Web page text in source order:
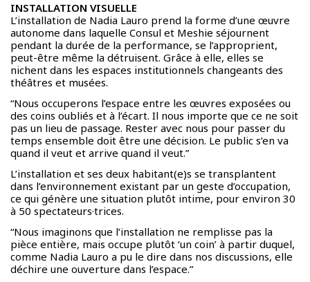
INSTALLATION VISUELLE
L’installation de Nadia Lauro prend la forme d’une œuvre
autonome dans laquelle Consul et Meshie séjournent
pendant la durée de la performance, se l’approprient,
peut-être même la détruisent. Grâce à elle, elles se
nichent dans les espaces institutionnels changeants des
théâtres et musées.
“Nous occuperons l’espace entre les œuvres exposées ou
des coins oubliés et à l’écart. Il nous importe que ce ne soit
pas un lieu de passage. Rester avec nous pour passer du
temps ensemble doit être une décision. Le public s’en va
quand il veut et arrive quand il veut.”
L’installation et ses deux habitant(e)s se transplantent
dans l’environnement existant par un geste d’occupation,
ce qui génère une situation plutôt intime, pour environ 30
à 50 spectateurs·trices.
“Nous imaginons que l’installation ne remplisse pas la
pièce entière, mais occupe plutôt ‘un coin’ à partir duquel,
comme Nadia Lauro a pu le dire dans nos discussions, elle
déchire une ouverture dans l’espace.”